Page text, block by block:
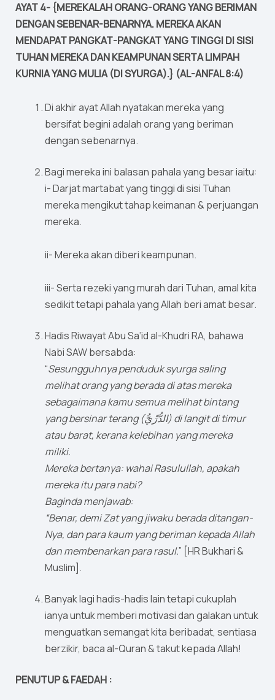
AYAT 4- {MEREKALAH ORANG-ORANG YANG BERIMAN
DENGAN SEBENAR-BENARNYA. MEREKA AKAN
MENDAPAT PANGKAT-PANGKAT YANG TINGGI DI SISI
TUHAN MEREKA DAN KEAMPUNAN SERTA LIMPAH
KURNIA YANG MULIA (DI SYURGA).} (AL-ANFAL 8:4)
Di akhir ayat Allah nyatakan mereka yang
bersifat begini adalah orang yang beriman
dengan sebenarnya.
Bagi mereka ini balasan pahala yang besar iaitu:
i- Darjat martabat yang tinggi di sisi Tuhan
mereka mengikut tahap keimanan & perjuangan
mereka.
ii- Mereka akan diberi keampunan.
iii- Serta rezeki yang murah dari Tuhan, amal kita
sedikit tetapi pahala yang Allah beri amat besar.
Hadis Riwayat Abu Sa‘id al-Khudri RA, bahawa
Nabi SAW bersabda:
“Sesungguhnya penduduk syurga saling
melihat orang yang berada di atas mereka
sebagaimana kamu semua melihat bintang
yang bersinar terang (الدُّرِّيُّ) di langit di timur
atau barat, kerana kelebihan yang mereka
miliki.
Mereka bertanya: wahai Rasulullah, apakah
mereka itu para nabi?
Baginda menjawab:
“Benar, demi Zat yang jiwaku berada ditangan-
Nya, dan para kaum yang beriman kepada Allah
dan membenarkan para rasul.” [HR Bukhari &
Muslim].
Banyak lagi hadis-hadis lain tetapi cukuplah
ianya untuk memberi motivasi dan galakan untuk
menguatkan semangat kita beribadat, sentiasa
berzikir, baca al-Quran & takut kepada Allah!
PENUTUP & FAEDAH :